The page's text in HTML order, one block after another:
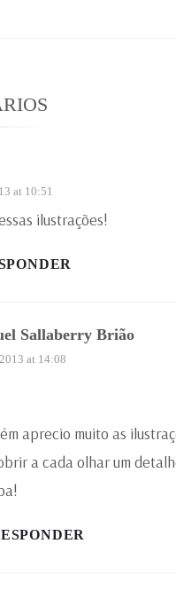
at 10:51
ilustrações!
Sallaberry Brião
at 14:08
aprecio muito as
a cada olhar um